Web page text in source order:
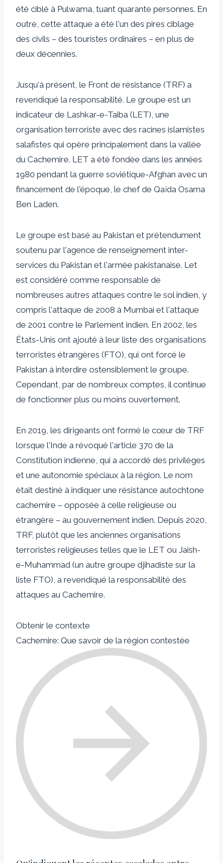
été ciblé à Pulwama, tuant quarante personnes. En
outre, cette attaque a été l'un des pires ciblage
des civils – des touristes ordinaires – en plus de
deux décennies.
Jusqu'à présent, le Front de résistance (TRF) a
revendiqué la responsabilité. Le groupe est un
indicateur de Lashkar-e-Taiba (LET), une
organisation terroriste avec des racines islamistes
salafistes qui opère principalement dans la vallée
du Cachemire. LET a été fondée dans les années
1980 pendant la guerre soviétique-Afghan avec un
financement de l'époque, le chef de Qaïda Osama
Ben Laden.
Le groupe est basé au Pakistan et prétendument
soutenu par l'agence de renseignement inter-
services du Pakistan et l'armée pakistanaise. Let
est considéré comme responsable de
nombreuses autres attaques contre le sol indien, y
compris l'attaque de 2008 à Mumbai et l'attaque
de 2001 contre le Parlement indien. En 2002, les
États-Unis ont ajouté à leur liste des organisations
terroristes étrangères (FTO), qui ont forcé le
Pakistan à interdire ostensiblement le groupe.
Cependant, par de nombreux comptes, il continue
de fonctionner plus ou moins ouvertement.
En 2019, les dirigeants ont formé le cœur de TRF
lorsque l'Inde a révoqué l'article 370 de la
Constitution indienne, qui a accordé des privilèges
et une autonomie spéciaux à la région. Le nom
était destiné à indiquer une résistance autochtone
cachemire – opposée à celle religieuse ou
étrangère – au gouvernement indien. Depuis 2020,
TRF, plutôt que les anciennes organisations
terroristes religieuses telles que le LET ou Jaish-
e-Muhammad (un autre groupe djihadiste sur la
liste FTO), a revendiqué la responsabilité des
attaques au Cachemire.
Obtenir le contexte
Cachemire: Que savoir de la région contestée